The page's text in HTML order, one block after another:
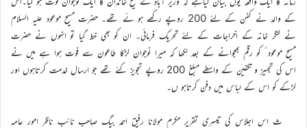
کے والد نے کفن کے لئے 200 روپے رکھے ہو ئے تھے۔ حضرت مسیح موعود علیہ السلام
نے لنگر خانہ کے اخراجات کے لئے تحریک فرمائی۔ ان کو بھی خط گیا تو انہوں نے حضرت
مسیح موعود ؑ کو رقم بھجوانے کے بعد لکھا کہ میرا نوجوان لڑکا طاعون سے فوت ہوا ہے میں نے
اس کی تجہیز و تکفین کے واسطے مبلغ 200 روپے تجویز کئے تھے جو ارسال خدمت کرتاہوں اور
لڑکے کو اس کے لباس میں دفن کرتاہو ں۔
ث اس اجلاس کی تیسری تقریر مکرم مولانا رفیق احمد بیگ صاحب نائب ناظر امور عامہ